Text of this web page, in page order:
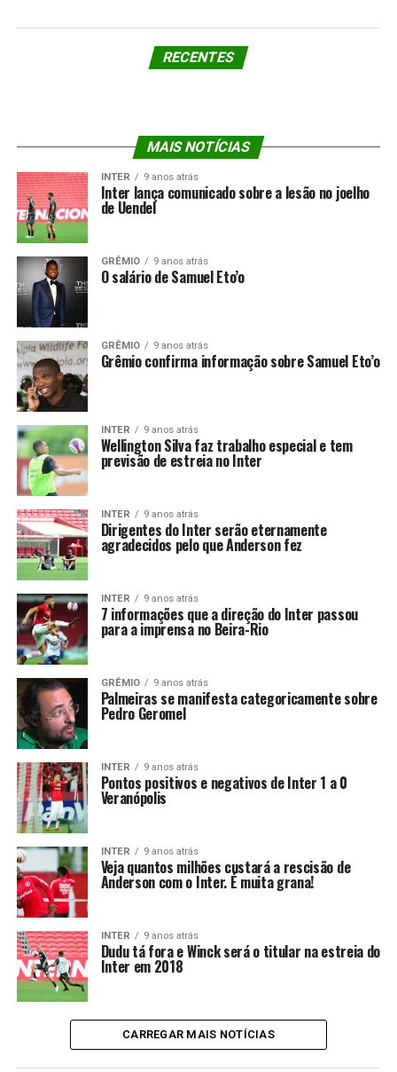
RECENTES
MAIS NOTÍCIAS
INTER 9 anos atrás
Inter lança comunicado sobre a lesão no joelho
de Uendel
GRÊMIO 9 anos atrás
O salário de Samuel Eto’o
GRÊMIO 9 anos atrás
Grêmio confirma informação sobre Samuel Eto’o
INTER 9 anos atrás
Wellington Silva faz trabalho especial e tem
previsão de estreia no Inter
INTER 9 anos atrás
Dirigentes do Inter serão eternamente
agradecidos pelo que Anderson fez
INTER 9 anos atrás
7 informações que a direção do Inter passou
para a imprensa no Beira-Rio
GRÊMIO 9 anos atrás
Palmeiras se manifesta categoricamente sobre
Pedro Geromel
INTER 9 anos atrás
Pontos positivos e negativos de Inter 1 a 0
Veranópolis
INTER 9 anos atrás
Veja quantos milhões custará a rescisão de
Anderson com o Inter. É muita grana!
INTER 9 anos atrás
Dudu tá fora e Winck será o titular na estreia do
Inter em 2018
CARREGAR MAIS NOTÍCIAS